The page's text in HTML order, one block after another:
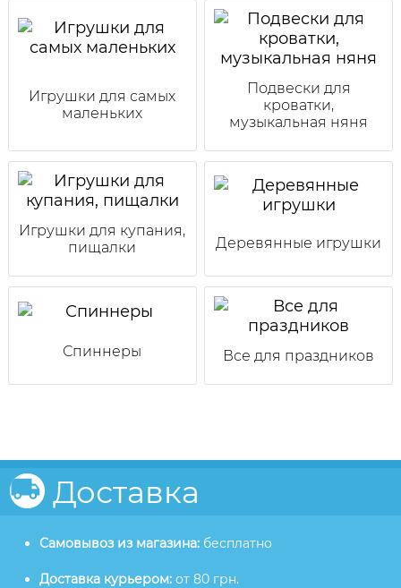
Игрушки для самых
маленьких
Подвески для
кроватки,
музыкальная няня
Игрушки для купания,
пищалки
Деревянные игрушки
Спиннеры Все для праздников
Доставка
Самовывоз из магазина: бесплатно
Доставка курьером: от 80 грн.